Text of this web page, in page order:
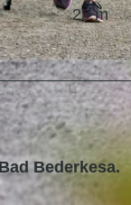
29 m
Bederkesa.